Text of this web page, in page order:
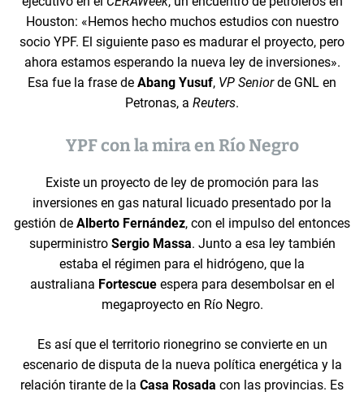
Houston: «Hemos hecho muchos estudios con nuestro
socio YPF. El siguiente paso es madurar el proyecto, pero
ahora estamos esperando la nueva ley de inversiones».
Esa fue la frase de Abang Yusuf, VP Seniorde GNL en
Petronas, a Reuters.
YPF con la mira en Río Negro
Existe un proyecto de ley de promoción para las
inversiones en gas natural licuado presentado por la
gestión de Alberto Fernández, con el impulso del entonces
superministro Sergio Massa. Junto a esa ley también
estaba el régimen para el hidrógeno, que la
australiana Fortescueespera para desembolsar en el
megaproyecto en Río Negro.
Es así que el territorio rionegrino se convierte en un
escenario de disputa de la nueva política energética y la
relación tirante de la Casa Rosada con las provincias. Es